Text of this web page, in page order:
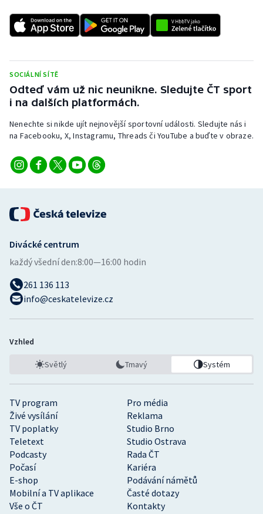
SOCIÁLNÍ SÍTĚ
Odteď vám už nic neunikne. Sledujte ČT sport
i na dalších platformách.
Nenechte si nikde ujít nejnovější sportovní události. Sledujte nás i
na Facebooku, X, Instagramu, Threads či YouTube a buďte v obraze.
TV program
Pro média
Živé vysílání
Reklama
TV poplatky
Studio Brno
Teletext
Studio Ostrava
Podcasty
Rada ČT
Počasí
Kariéra
E-shop
Podávání námětů
Mobilní a TV aplikace
Časté dotazy
Vše o ČT
Kontakty
Divácké centrum
každý všední den:8:00—16:00 hodin
261 136 113
info@ceskatelevize.cz
Vzhled
Světlý Tmavý Systém